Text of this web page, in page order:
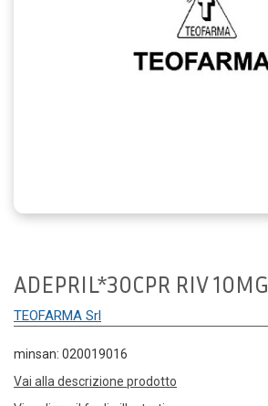
ADEPRIL*30CPR RIV 10MG
TEOFARMA Srl
minsan: 020019016
Vai alla descrizione prodotto